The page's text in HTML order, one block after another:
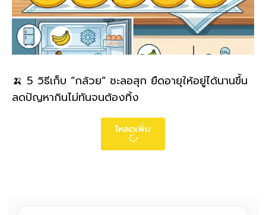
🍌 5 วิธีเก็บ “กล้วย” ชะลอสุก ยืดอายุให้อยู่ได้นานขึ้น
ลดปัญหากินไม่ทันจนต้องทิ้ง
โหลดเพิ่ม